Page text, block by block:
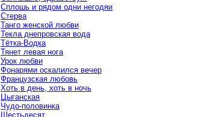
Сплошь и рядом одни негодяи
Стерва
Танго женской любви
Текла днепровская вода
Тётка-Водка
Тянет левая нога
Урок любви
Фонарями оскалился вечер
Французская любовь
Хоть в день, хоть в ночь
Цыганская
Чудо-половинка
Шестьдесят